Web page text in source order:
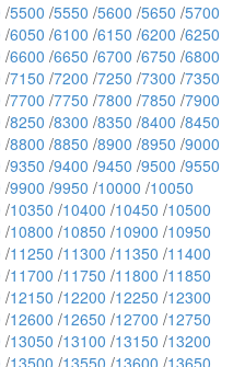
/5500 /5550 /5600 /5650 /5700
/6050 /6100 /6150 /6200 /6250
/6600 /6650 /6700 /6750 /6800
/7150 /7200 /7250 /7300 /7350
/7700 /7750 /7800 /7850 /7900
/8250 /8300 /8350 /8400 /8450
/8800 /8850 /8900 /8950 /9000
/9350 /9400 /9450 /9500 /9550
/9900 /9950 /10000 /10050
/10350 /10400 /10450 /10500
/10800 /10850 /10900 /10950
/11250 /11300 /11350 /11400
/11700 /11750 /11800 /11850
/12150 /12200 /12250 /12300
/12600 /12650 /12700 /12750
/13050 /13100 /13150 /13200
/13500 /13550 /13600 /13650